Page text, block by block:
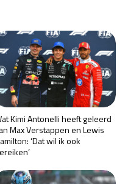
Kimi Antonelli heeft geleerd
Max Verstappen en Lewis
‘Dat wil ik ook